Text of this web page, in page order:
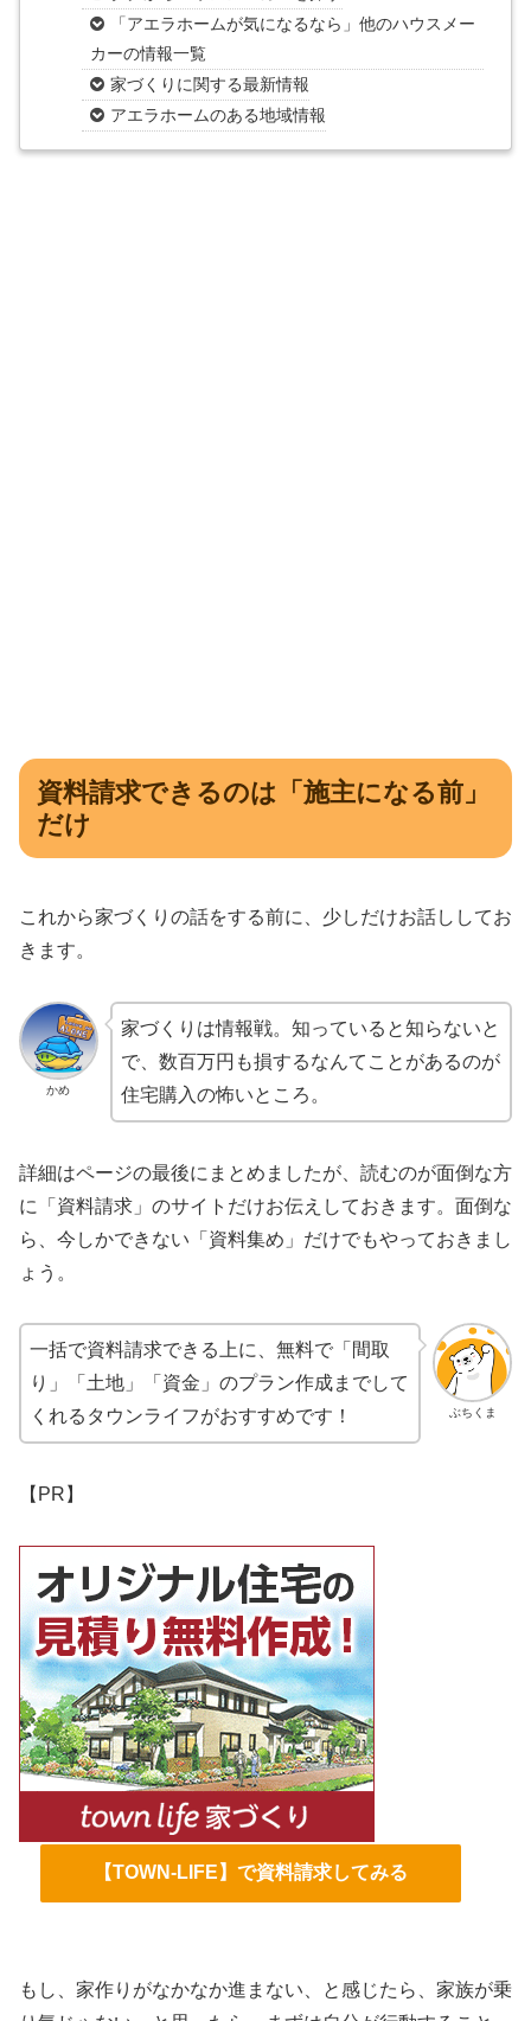
「アエラホームが気になるなら」他のハウスメー
カーの情報一覧
家づくりに関する最新情報
アエラホームのある地域情報
資料請求できるのは「施主になる前」
だけ
これから家づくりの話をする前に、少しだけお話ししてお
きます。
かめ
家づくりは情報戦。知っていると知らないと
で、数百万円も損するなんてことがあるのが
住宅購入の怖いところ。
詳細はページの最後にまとめましたが、読むのが面倒な方
に「資料請求」のサイトだけお伝えしておきます。面倒な
ら、今しかできない「資料集め」だけでもやっておきまし
ょう。
ぶちくま
一括で資料請求できる上に、無料で「間取
り」「土地」「資金」のプラン作成までして
くれるタウンライフがおすすめです！
【PR】
【TOWN-LIFE】で資料請求してみる
もし、家作りがなかなか進まない、と感じたら、家族が乗